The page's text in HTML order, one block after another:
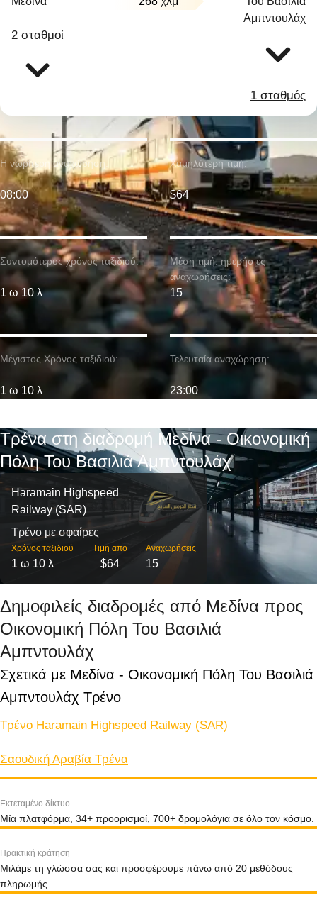
Αμπντουλάχ
2 σταθμοί
1 σταθμός
Συντομότερος χρόνος ταξιδιού:
1 ω 10 λ
Η νωρίτερη αναχώρηση:
08:00
Μέγιστος Χρόνος ταξιδιού:
1 ω 10 λ
Χαμηλότερη τιμή:
$64
Μέση τιμή. ημερήσιες
αναχωρήσεις:
15
Τελευταία αναχώρηση:
23:00
Τρένα στη διαδρομή Μεδίνα - Οικονομική
Πόλη Του Βασιλιά Αμπντουλάχ
Haramain Highspeed
Railway (SAR)
Τρένο με σφαίρες
Χρόνος ταξιδιού
1 ω 10 λ
Τιμη απο
$64
Αναχωρήσεις
15
Δημοφιλείς διαδρομές από Μεδίνα προς
Οικονομική Πόλη Του Βασιλιά
Αμπντουλάχ
Σχετικά με Μεδίνα - Οικονομική Πόλη Του Βασιλιά
Αμπντουλάχ Tρένο
Τρένο Haramain Highspeed Railway (SAR)
Σαουδική Αραβία Τρένα
Εκτεταμένο δίκτυο
Μία πλατφόρμα, 34+ προορισμοί, 700+ δρομολόγια σε όλο τον κόσμο.
Πρακτική κράτηση
Μιλάμε τη γλώσσα σας και προσφέρουμε πάνω από 20 μεθόδους
πληρωμής.